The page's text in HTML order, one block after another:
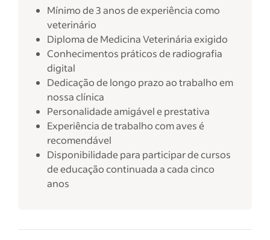
Mínimo de 3 anos de experiência como
veterinário
Diploma de Medicina Veterinária exigido
Conhecimentos práticos de radiografia
digital
Dedicação de longo prazo ao trabalho em
nossa clínica
Personalidade amigável e prestativa
Experiência de trabalho com aves é
recomendável
Disponibilidade para participar de cursos
de educação continuada a cada cinco
anos